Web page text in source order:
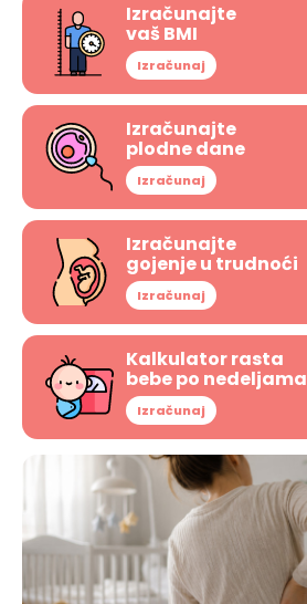
Izračunajte
vaš BMI
Izračunaj
Izračunajte
plodne dane
Izračunaj
Izračunajte
gojenje u trudnoći
Izračunaj
Kalkulator rasta
bebe po nedeljama
Izračunaj